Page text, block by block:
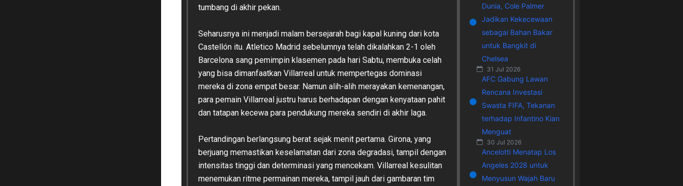
tumbang di akhir pekan.
Seharusnya ini menjadi malam bersejarah bagi kapal kuning dari kota
Castellón itu. Atletico Madrid sebelumnya telah dikalahkan 2-1 oleh
Barcelona sang pemimpin klasemen pada hari Sabtu, membuka celah
yang bisa dimanfaatkan Villarreal untuk mempertegas dominasi
mereka di zona empat besar. Namun alih-alih merayakan kemenangan,
para pemain Villarreal justru harus berhadapan dengan kenyataan pahit
dan tatapan kecewa para pendukung mereka sendiri di akhir laga.
Pertandingan berlangsung berat sejak menit pertama. Girona, yang
berjuang memastikan keselamatan dari zona degradasi, tampil dengan
intensitas tinggi dan determinasi yang mencekam. Villarreal kesulitan
menemukan ritme permainan mereka, tampil jauh dari gambaran tim
Dunia, Cole Palmer
Jadikan Kekecewaan
sebagai Bahan Bakar
untuk Bangkit di
Chelsea
31 Jul 2026
AFC Gabung Lawan
Rencana Investasi
Swasta FIFA, Tekanan
terhadap Infantino Kian
Menguat
30 Jul 2026
Ancelotti Menatap Los
Angeles 2028 untuk
Menyusun Wajah Baru